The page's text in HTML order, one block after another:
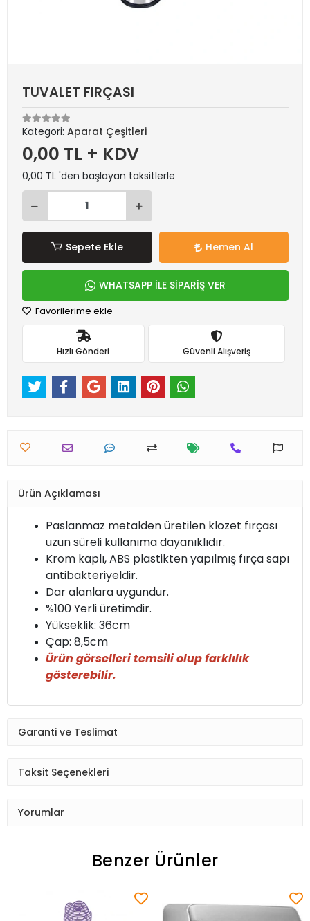
TUVALET FIRÇASI
Kategori: Aparat Çeşitleri
0,00 TL + KDV
0,00 TL 'den başlayan taksitlerle
Sepete Ekle Hemen Al
WHATSAPP İLE SİPARİŞ VER
Favorilerime ekle
Hızlı Gönderi Güvenli Alışveriş
Ürün Açıklaması
Paslanmaz metalden üretilen klozet fırçası
uzun süreli kullanıma dayanıklıdır.
Krom kaplı, ABS plastikten yapılmış fırça sapı
antibakteriyeldir.
Dar alanlara uygundur.
%100 Yerli üretimdir.
Yükseklik: 36cm
Çap: 8,5cm
Ürün görselleri temsili olup farklılık
gösterebilir.
Garanti ve Teslimat
Taksit Seçenekleri
Yorumlar
Benzer Ürünler